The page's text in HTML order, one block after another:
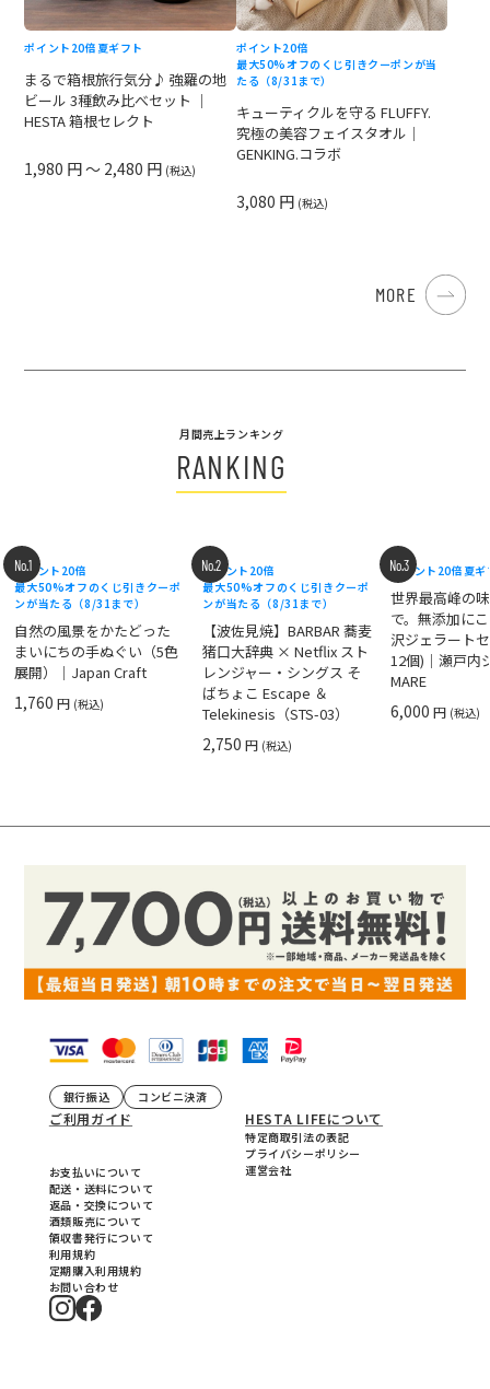
ポイント20倍 夏ギフト
まるで箱根旅行気分♪ 強羅の地
ビール 3種飲み比べセット ｜
HESTA 箱根セレクト
1,980 円 ～ 2,480 円 (税込)
ポイント20倍
最大50%オフのくじ引きクーポンが当
たる（8/31まで）
キューティクルを守る FLUFFY.
究極の美容フェイスタオル｜
GENKING.コラボ
3,080 円 (税込)
MORE
月間売上ランキング
RANKING
No.1
ポイント20倍
最大50%オフのくじ引きクーポ
ンが当たる（8/31まで）
自然の風景をかたどった
まいにちの手ぬぐい（5色
展開）｜Japan Craft
1,760円 (税込)
No.2
ポイント20倍
最大50%オフのくじ引きクーポ
ンが当たる（8/31まで）
【波佐見焼】BARBAR 蕎麦
猪口大辞典 × Netflix スト
レンジャー・シングス そ
ばちょこ Escape ＆
Telekinesis（STS-03）
2,750円 (税込)
No.3
ポイント20倍 夏
世界最高峰の
で。無添加に
沢ジェラート
12個)｜瀬戸内
MARE
6,000円 (税込)
銀行振込 コンビニ決済
ご利用ガイド
お支払いについて
配送・送料について
返品・交換について
酒類販売について
領収書発行について
利用規約
定期購入利用規約
お問い合わせ
HESTA LIFEについて
特定商取引法の表記
プライバシーポリシー
運営会社